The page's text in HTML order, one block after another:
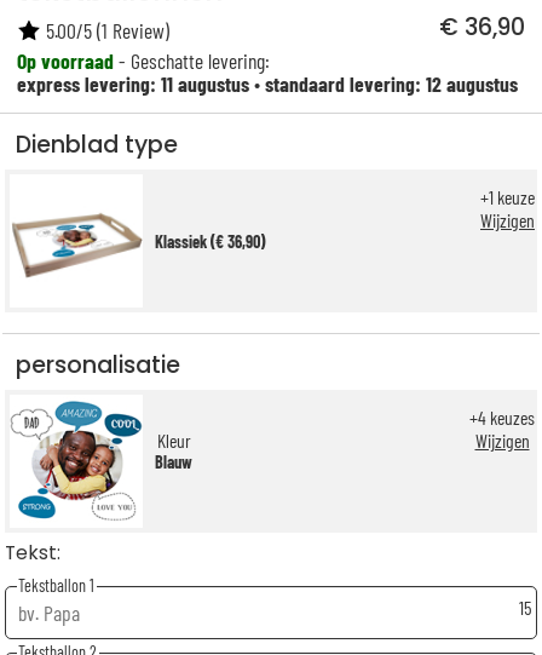
€ 36,90
Op voorraad- Geschatte levering:
express levering: 11 augustus•standaard levering: 12 augustus
5.00/5(1 Review)
Dienblad type
Klassiek (€ 36,90)
+1 keuze
Wijzigen
personalisatie
Kleur
Blauw
+4 keuzes
Wijzigen
Tekst:
Tekstballon 1
15